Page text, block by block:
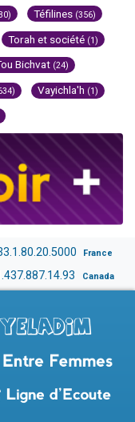
Téfilines (356)
Torah et société (1)
Bichvat (24)
Vayichla'h (1)
France
Canada